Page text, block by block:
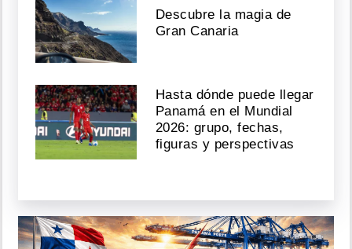
Descubre la magia de
Gran Canaria
Hasta dónde puede llegar
Panamá en el Mundial
2026: grupo, fechas,
figuras y perspectivas